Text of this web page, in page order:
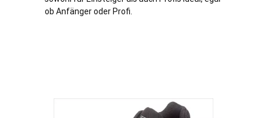
ob Anfänger oder Profi.